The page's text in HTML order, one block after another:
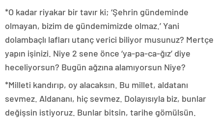
*O kadar riyakar bir tavır ki; ‘Şehrin gündeminde
olmayan, bizim de gündemimizde olmaz.’ Yani
dolambaçlı lafları utanç verici biliyor musunuz? Mertçe
yapın işinizi. Niye 2 sene önce ‘ya-pa-ca-ğız’ diye
heceliyorsun? Bugün ağzına alamıyorsun Niye?
*Milleti kandırıp, oy alacaksın. Bu millet, aldatanı
sevmez. Aldananı, hiç sevmez. Dolayısıyla biz, bunlar
değişsin istiyoruz. Bunlar bitsin, tarihe gömülsün.